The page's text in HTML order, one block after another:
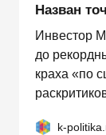
Назван
Инвестор
до
краха «по
k-